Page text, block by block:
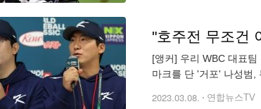
"호주전 무조건
[앵커] 우리 WBC 대표
마크를 단 '거포' 나성범,
2023.03.08. 연합뉴스TV